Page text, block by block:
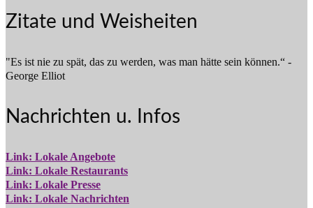
Zitate und Weisheiten
"Es ist nie zu spät, das zu werden, was man hätte sein können.“ -
George Elliot
Nachrichten u. Infos
Link: Lokale Angebote
Link: Lokale Restaurants
Link: Lokale Presse
Link: Lokale Nachrichten